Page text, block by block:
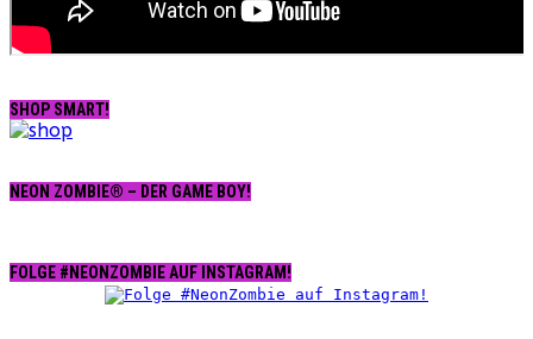
SHOP SMART!
NEON ZOMBIE® – DER GAME BOY!
FOLGE #NEONZOMBIE AUF INSTAGRAM!